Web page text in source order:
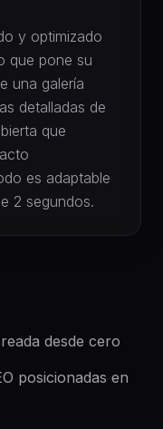
y optimizado
que pone su
una galería
detalladas de
que
es adaptable
2 segundos.
desde cero
posicionadas en